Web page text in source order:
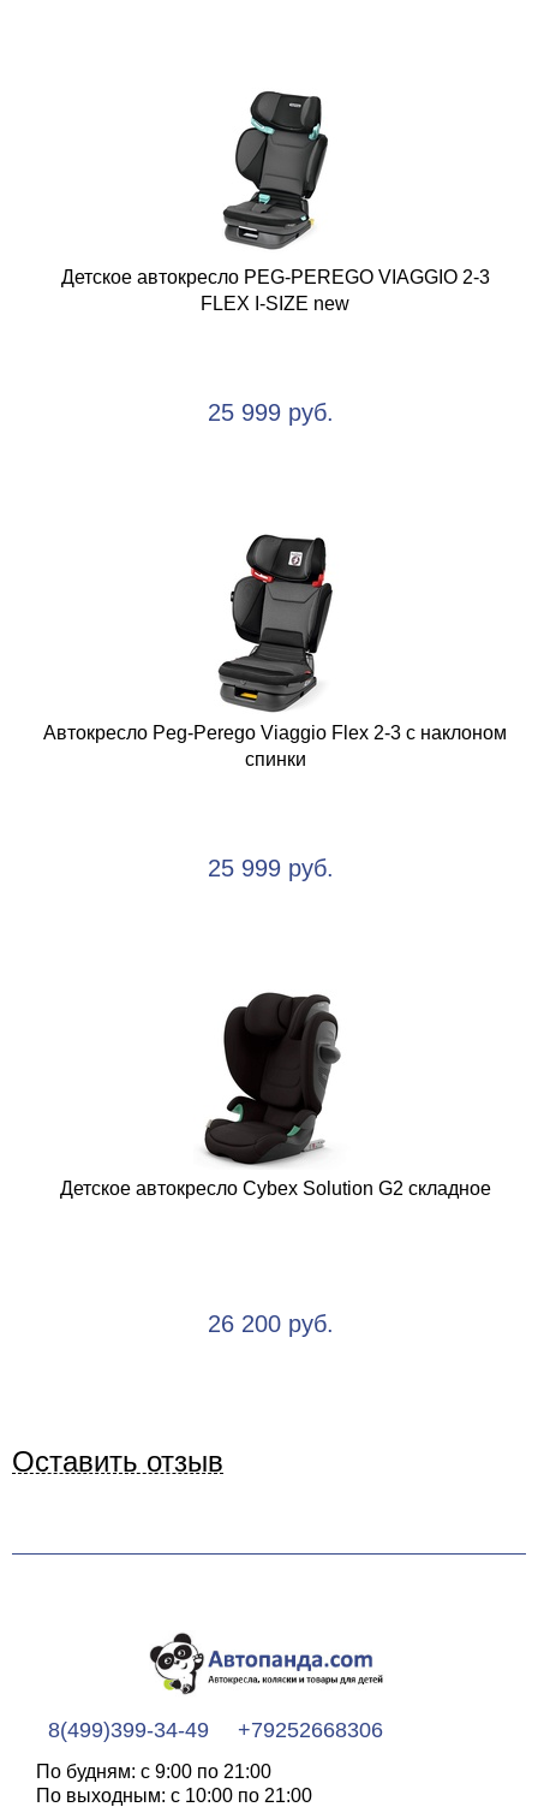
Детское автокресло PEG-PEREGO VIAGGIO 2-3
FLEX I-SIZE new
25 999 руб.
Автокресло Peg-Perego Viaggio Flex 2-3 с наклоном
спинки
25 999 руб.
Детское автокресло Cybex Solution G2 складное
26 200 руб.
Оставить отзыв
8(499)399-34-49 +79252668306
По будням: с 9:00 по 21:00
По выходным: с 10:00 по 21:00